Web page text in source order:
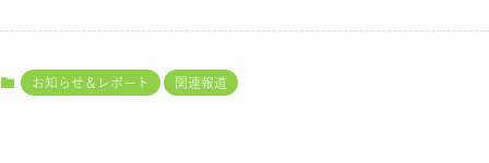
お知らせ＆レポート 関連報道